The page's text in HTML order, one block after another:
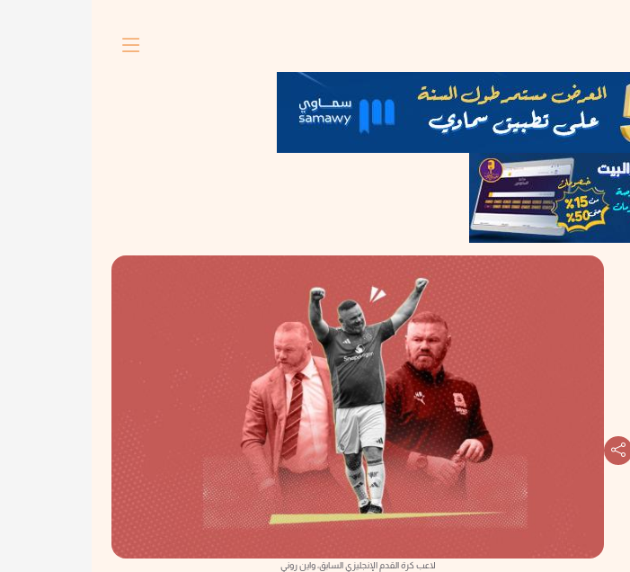
لاعب كرة القدم الإنجليزي السابق، واين روني